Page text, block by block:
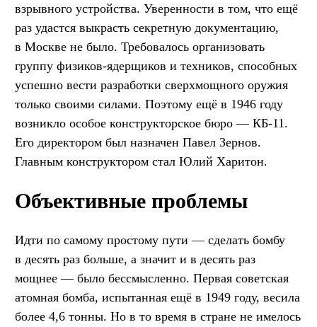
взрывного устройства. Уверенности в том, что ещё
раз удастся выкрасть секретную документацию,
в Москве не было. Требовалось организовать
группу физиков-ядерщиков и техников, способных
успешно вести разработки сверхмощного оружия
только своими силами. Поэтому ещё в 1946 году
возникло особое конструкторское бюро — КБ-11.
Его директором был назначен Павел Зернов.
Главным конструктором стал Юлий Харитон.
Объективные проблемы
Идти по самому простому пути — сделать бомбу
в десять раз больше, а значит и в десять раз
мощнее — было бессмысленно. Первая советская
атомная бомба, испытанная ещё в 1949 году, весила
более 4,6 тонны. Но в то время в стране не имелось